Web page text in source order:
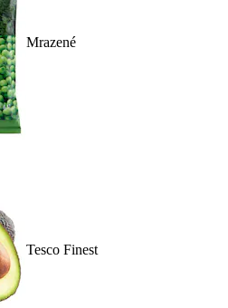
Mrazené
Tesco Finest